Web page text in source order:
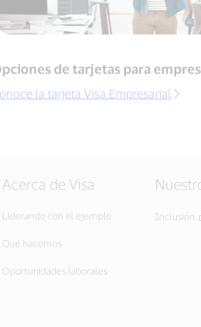
de tarjetas para
la tarjeta Visa Empresarial
Acerca de Visa
Liderando con el ejemplo
Qué hacemos
Oportunidades laborales
Inclusión